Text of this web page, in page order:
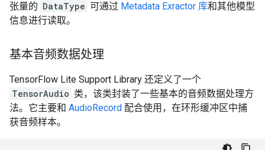
张量的 DataType 可通过 Metadata Exractor 库和其他模型
信息进行读取。
基本音频数据处理
TensorFlow Lite Support Library 还定义了一个
TensorAudio 类，该类封装了一些基本的音频数据处理方
法。它主要和 AudioRecord 配合使用，在环形缓冲区中捕
获音频样本。